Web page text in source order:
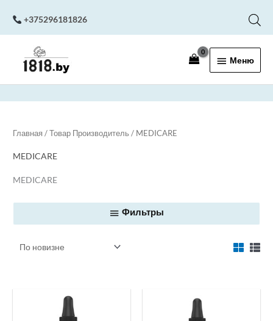
содержимому
+375296181826
Меню
Меню
Главная / Товар Производитель / MEDICARE
MEDICARE
MEDICARE
Фильтры